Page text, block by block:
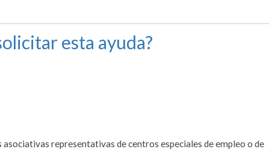
esta ayuda?
representativas de centros especiales de empleo o de